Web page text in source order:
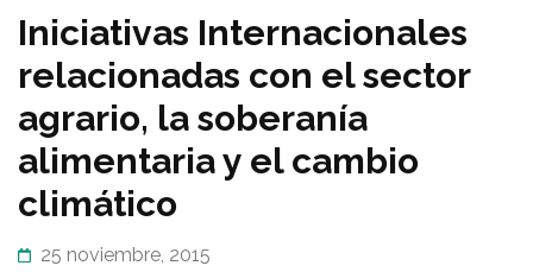
Iniciativas Internacionales
relacionadas con el sector
agrario, la soberanía
alimentaria y el cambio
climático
25 noviembre, 2015